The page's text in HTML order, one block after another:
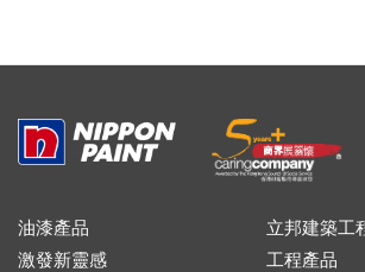
油漆產品
激發新靈感
立邦建築工
工程產品